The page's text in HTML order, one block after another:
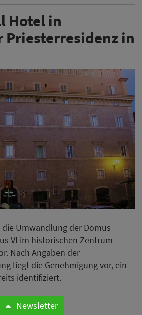
Hotel in
Priesterresidenz in
Umwandlung der Domus
VI im historischen Zentrum
Nach Angaben der
liegt die Genehmigung vor, ein
identifiziert.
Newsletter